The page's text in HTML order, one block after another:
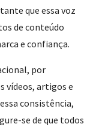
que essa voz
de conteúdo
e confiança.
por
vídeos, artigos e
consistência,
se de que todos